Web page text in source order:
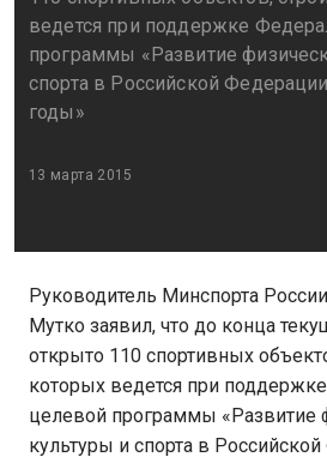
ведется при поддержке
программы «Развитие
спорта в Российской
годы»
13 марта 2015
Руководитель Минспорта
Мутко заявил, что до конца
открыто 110 спортивных
которых ведется при
целевой программы «Развитие
культуры и спорта в